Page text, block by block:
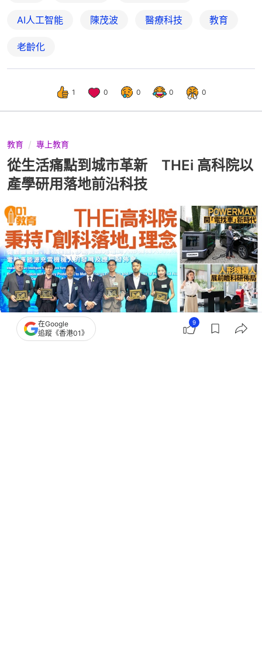
AI人工智能 陳茂波 醫療科技 教育
老齡化
1 0 0 0 0
教育 專上教育
從生活痛點到城市革新 THEi 高科院以
產學研用落地前沿科技
在Google
追蹤《香港01》
9